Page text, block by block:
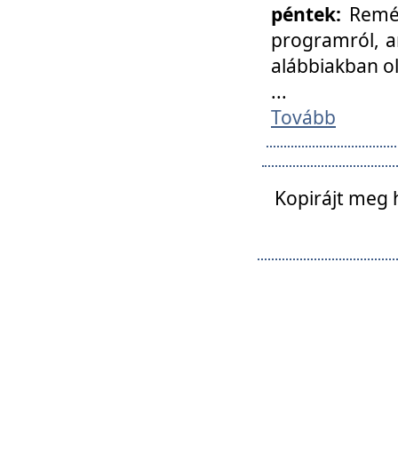
péntek:
programról,
alábbiakban
...
Tovább
Kopirájt meg